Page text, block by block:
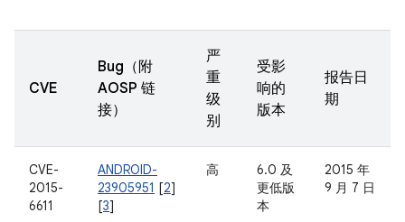
CVE
Bug（附
AOSP 链
接）
严
重
级
别
受影
响的
版本
报告日
期
CVE-
2015-
6611
ANDROID-
23905951 [2]
[3]
高
6.0 及
更低版
本
2015 年
9 月 7 日